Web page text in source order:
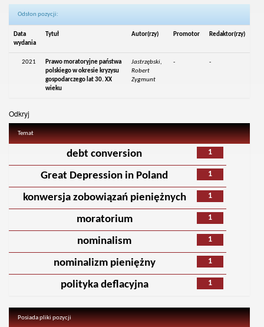
Odsłon pozycji:
Data
wydania
Tytuł Autor(rzy) Promotor Redaktor(rzy)
2021
Prawo moratoryjne państwa
polskiego w okresie kryzysu
gospodarczego lat 30. XX
wieku
Jastrzębski,
Robert
Zygmunt
- -
Odkryj
Temat
1
debt conversion
1
Great Depression in Poland
1
konwersja zobowiązań pieniężnych
1
moratorium
1
nominalism
1
nominalizm pieniężny
1
polityka deflacyjna
Posiada pliki pozycji